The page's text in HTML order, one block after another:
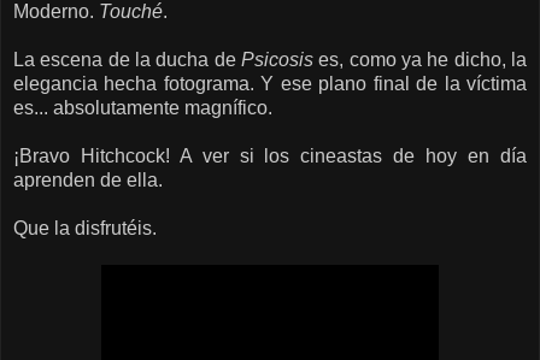
Moderno. Touché.
La escena de la ducha de Psicosis es, como ya he dicho, la
elegancia hecha fotograma. Y ese plano final de la víctima
es... absolutamente magnífico.
¡Bravo Hitchcock! A ver si los cineastas de hoy en día
aprenden de ella.
Que la disfrutéis.